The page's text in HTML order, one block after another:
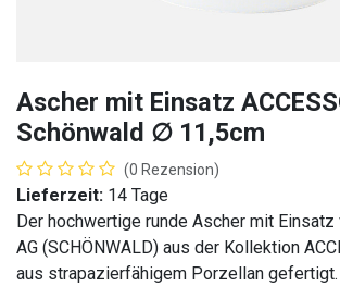
Ascher mit Einsatz
Schönwald ∅ 11,5cm
(0 Rezension)
Lieferzeit: 14 Tage
Der hochwertige runde Ascher mit Einsatz
AG (SCHÖNWALD) aus der Kollektion
aus strapazierfähigem Porzellan